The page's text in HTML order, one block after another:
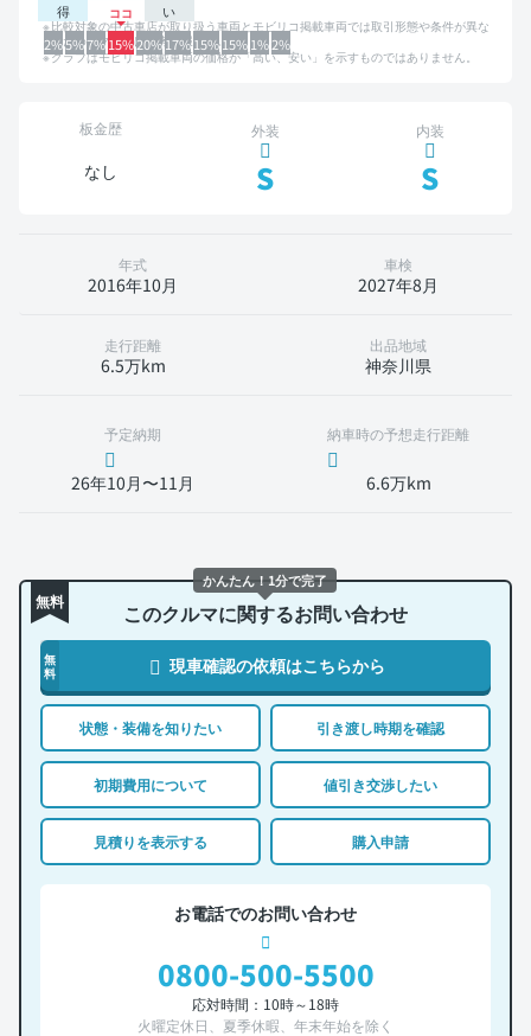
得
い
2%5%7%15%20%17%15%15%1%2%
比較対象の中古車店が取り扱う車両とモビリコ掲載車両では取引形態や条件が異な
るため、グラフは参考情報です。
グラフはモビリコ掲載車両の価格が「高い、安い」を示すものではありません。
板金歴
なし
外装
S
内装
S
年式
2016年10月
車検
2027年8月
走行距離
6.5万km
出品地域
神奈川県
予定納期
26年10月〜11月
納車時の予想走行距離
6.6万km
無料 このクルマに関するお問い合わせ
無
料
現車確認の依頼はこちらから
状態・装備を知りたい 引き渡し時期を確認
初期費用について 値引き交渉したい
見積りを表示する 購入申請
お電話でのお問い合わせ
0800-500-5500
応対時間：10時～18時
火曜定休日、夏季休暇、年末年始を除く
かんたん！1分で完了